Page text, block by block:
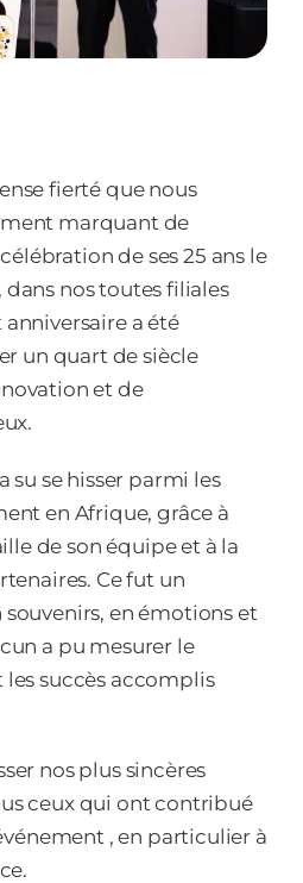
fierté que nous
marquant de
de ses 25 ans le
nos toutes filiales
a été
un quart de siècle
et de
su se hisser parmi les
en Afrique, grâce à
de son équipe et à la
Ce fut un
en émotions et
a pu mesurer le
succès accomplis
nos plus sincères
ceux qui ont contribué
, en particulier à